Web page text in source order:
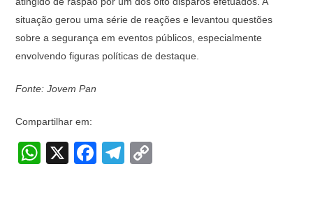
situação gerou uma série de reações e levantou questões
sobre a segurança em eventos públicos, especialmente
envolvendo figuras políticas de destaque.
Fonte: Jovem Pan
Compartilhar em:
W
X
F
T